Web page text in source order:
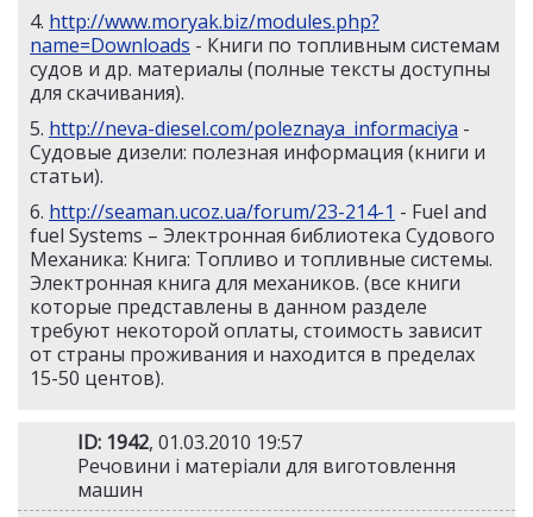
4. http://www.moryak.biz/modules.php?
name=Downloads - Книги по топливным системам
судов и др. материалы (полные тексты доступны
для скачивания).
5. http://neva-diesel.com/poleznaya_informaciya -
Судовые дизели: полезная информация (книги и
статьи).
6. http://seaman.ucoz.ua/forum/23-214-1 - Fuel and
fuel Systems – Электронная библиотека Судового
Механика: Книга: Топливо и топливные системы.
Электронная книга для механиков. (все книги
которые представлены в данном разделе
требуют некоторой оплаты, стоимость зависит
от страны проживания и находится в пределах
15-50 центов).
ID: 1942, 01.03.2010 19:57
Речовини і матеріали для виготовлення
машин